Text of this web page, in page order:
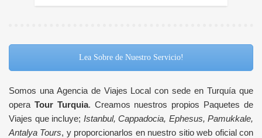
Lea Sobre de Nuestro Servicio!
Somos una Agencia de Viajes Local con sede en Turquía que
opera Tour Turquia. Creamos nuestros propios Paquetes de
Viajes que incluye; Istanbul, Cappadocia, Ephesus, Pamukkale,
Antalya Tours, y proporcionarlos en nuestro sitio web oficial con